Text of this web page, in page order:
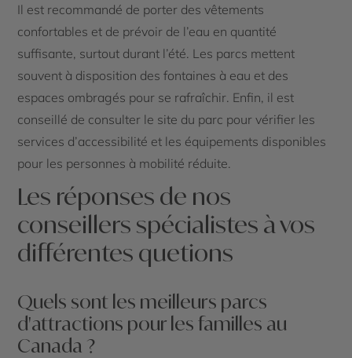
Il est recommandé de porter des vêtements
confortables et de prévoir de l’eau en quantité
suffisante, surtout durant l’été. Les parcs mettent
souvent à disposition des fontaines à eau et des
espaces ombragés pour se rafraîchir. Enfin, il est
conseillé de consulter le site du parc pour vérifier les
services d’accessibilité et les équipements disponibles
pour les personnes à mobilité réduite.
Les réponses de nos
conseillers spécialistes à vos
différentes quetions
Quels sont les meilleurs parcs
d'attractions pour les familles au
Canada ?